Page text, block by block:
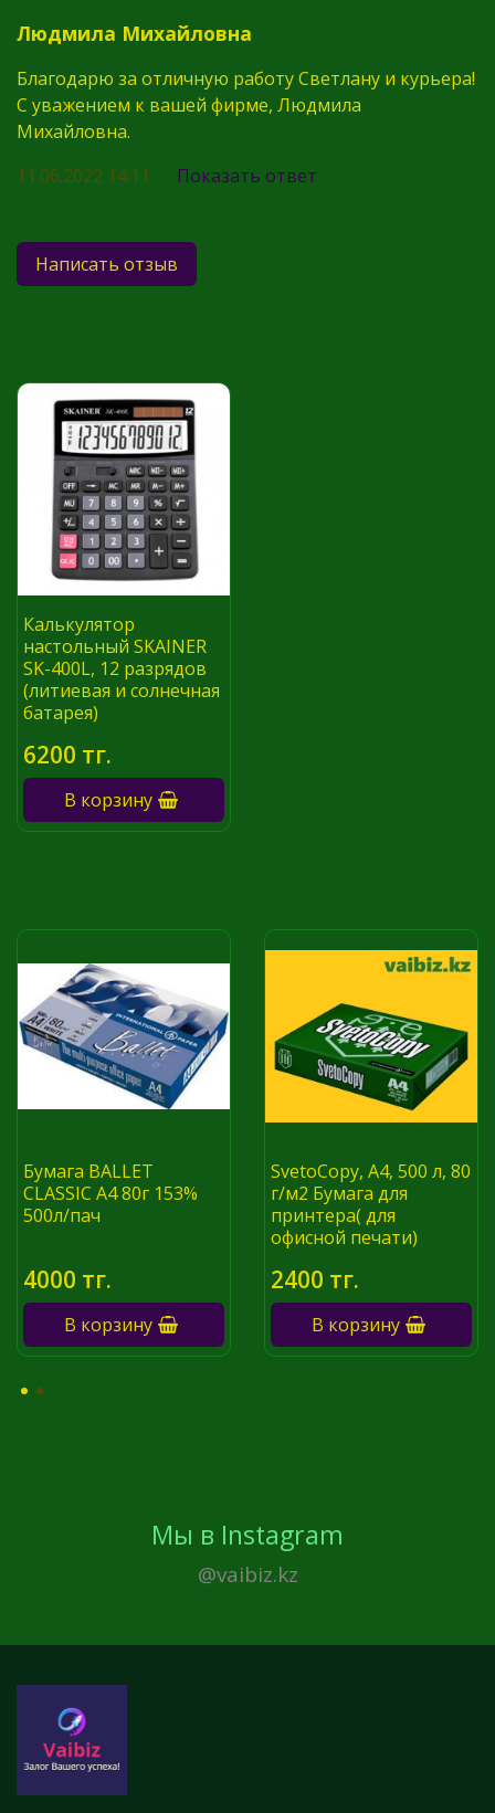
Людмила Михайловна
Благодарю за отличную работу Светлану и курьера!
С уважением к вашей фирме, Людмила
Михайловна.
11.06.2022 14:11
Показать ответ
Написать отзыв
Калькулятор
настольный SKAINER
SK-400L, 12 разрядов
(литиевая и солнечная
батарея)
6200 тг.
В корзину
Бумага BALLET
CLASSIC А4 80г 153%
500л/пач
4000 тг.
В корзину
SvetoCopy, A4, 500 л, 80
г/м2 Бумага для
принтера( для
офисной печати)
2400 тг.
В корзину
Мы в Instagram
@vaibiz.kz